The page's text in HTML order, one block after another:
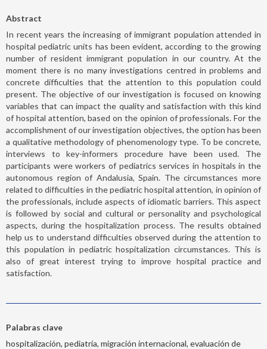
Abstract
In recent years the increasing of immigrant population attended in
hospital pediatric units has been evident, according to the growing
number of resident immigrant population in our country. At the
moment there is no many investigations centred in problems and
concrete difficulties that the attention to this population could
present. The objective of our investigation is focused on knowing
variables that can impact the quality and satisfaction with this kind
of hospital attention, based on the opinion of professionals. For the
accomplishment of our investigation objectives, the option has been
a qualitative methodology of phenomenology type. To be concrete,
interviews to key-informers procedure have been used. The
participants were workers of pediatrics services in hospitals in the
autonomous region of Andalusia, Spain. The circumstances more
related to difficulties in the pediatric hospital attention, in opinion of
the professionals, include aspects of idiomatic barriers. This aspect
is followed by social and cultural or personality and psychological
aspects, during the hospitalization process. The results obtained
help us to understand difficulties observed during the attention to
this population in pediatric hospitalization circumstances. This is
also of great interest trying to improve hospital practice and
satisfaction.
Palabras clave
hospitalización, pediatría, migración internacional, evaluación de